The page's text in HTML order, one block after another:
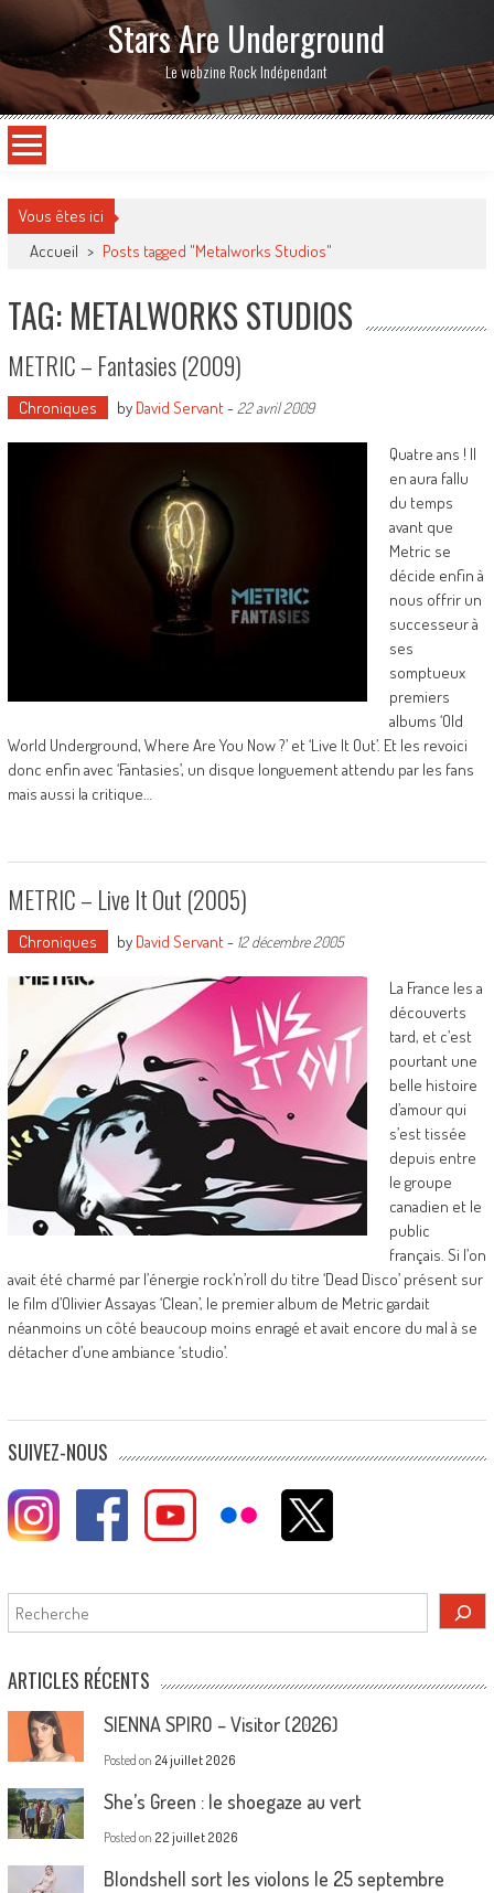
Stars Are Underground
Le webzine Rock Indépendant
Vous êtes ici
Accueil > Posts tagged "Metalworks Studios"
TAG: METALWORKS STUDIOS
METRIC – Fantasies (2009)
Chroniques by David Servant- 22 avril 2009
Quatre ans ! Il
en aura fallu
du temps
avant que
Metric se
décide enfin à
nous offrir un
successeur à
ses
somptueux
premiers
albums ‘Old
World Underground, Where Are You Now ?’ et ‘Live It Out’. Et les revoici
donc enfin avec ‘Fantasies’, un disque longuement attendu par les fans
mais aussi la critique…
METRIC – Live It Out (2005)
Chroniques by David Servant- 12 décembre 2005
La France les a
découverts
tard, et c’est
pourtant une
belle histoire
d’amour qui
s’est tissée
depuis entre
le groupe
canadien et le
public
français. Si l’on
avait été charmé par l’énergie rock’n’roll du titre ‘Dead Disco’ présent sur
le film d’Olivier Assayas ‘Clean’, le premier album de Metric gardait
néanmoins un côté beaucoup moins enragé et avait encore du mal à se
détacher d’une ambiance ‘studio’.
SUIVEZ-NOUS
Rechercher
ARTICLES RÉCENTS
SIENNA SPIRO – Visitor (2026)
Posted on 24 juillet 2026
She’s Green : le shoegaze au vert
Posted on 22 juillet 2026
Blondshell sort les violons le 25 septembre